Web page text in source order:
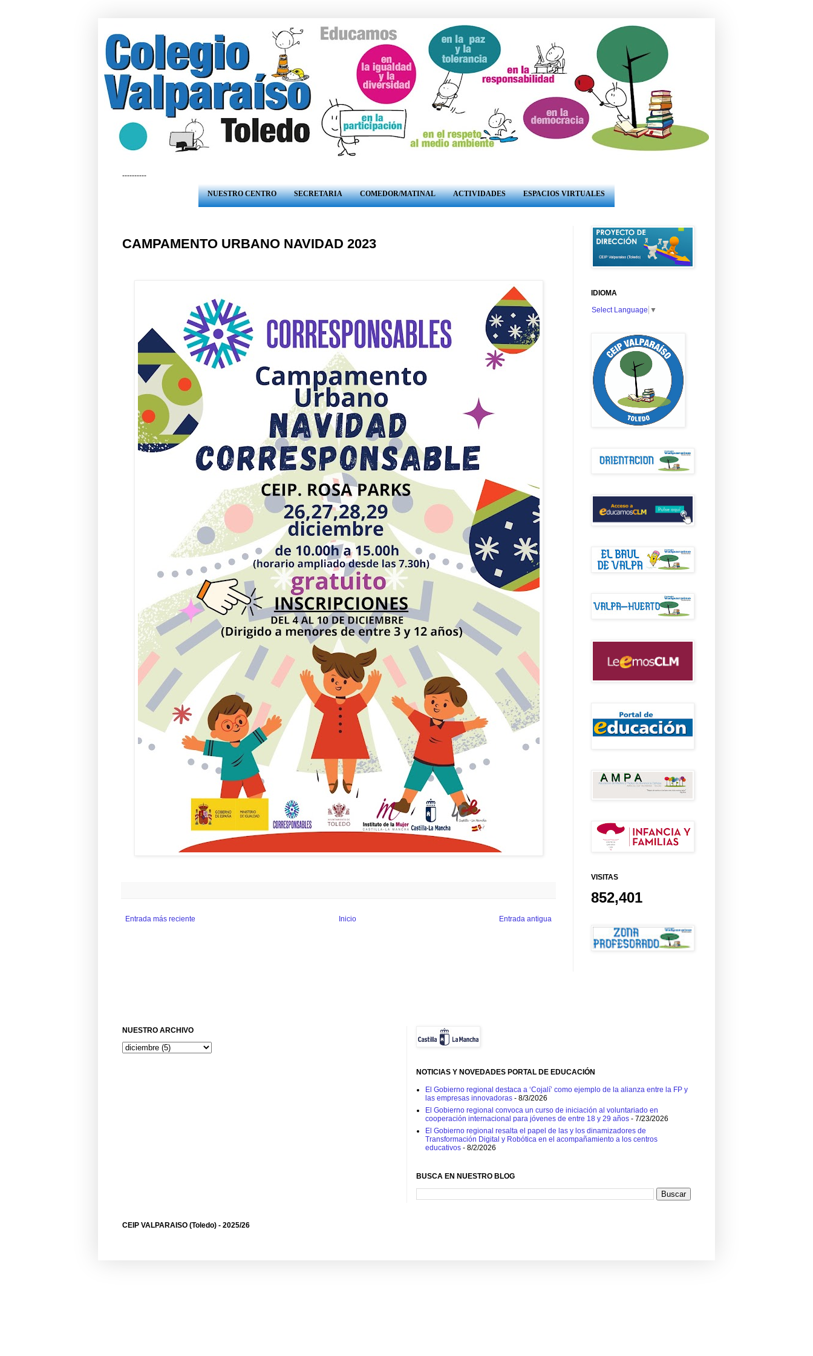
----------
NUESTRO CENTRO SECRETARIA COMEDOR/MATINAL ACTIVIDADES ESPACIOS VIRTUALES
CAMPAMENTO URBANO NAVIDAD 2023
Entrada más reciente Entrada antigua
Inicio
IDIOMA
Select Language ▼
VISITAS
852,401
NUESTRO ARCHIVO
NOTICIAS Y NOVEDADES PORTAL DE EDUCACIÓN
El Gobierno regional destaca a ‘Cojalí’ como ejemplo de la alianza entre la FP y
las empresas innovadoras - 8/3/2026
El Gobierno regional convoca un curso de iniciación al voluntariado en
cooperación internacional para jóvenes de entre 18 y 29 años - 7/23/2026
El Gobierno regional resalta el papel de las y los dinamizadores de
Transformación Digital y Robótica en el acompañamiento a los centros
educativos - 8/2/2026
BUSCA EN NUESTRO BLOG
CEIP VALPARAISO (Toledo) - 2025/26